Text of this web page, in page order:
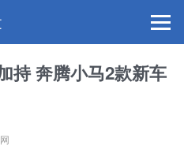
持 奔腾小马2款新车